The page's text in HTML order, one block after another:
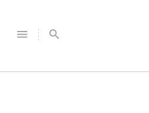
menu search